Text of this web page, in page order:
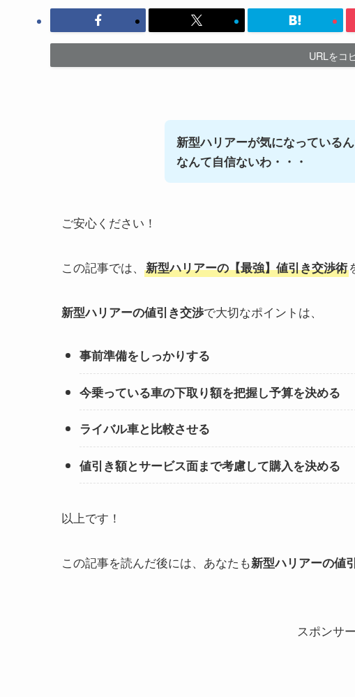
URLをコ
新型ハリアーが気になっている
なんて自信ないわ・・・
ご安心ください！
この記事では、 新型ハリアーの【最強】値引き交渉術
新型ハリアーの値引き交渉で大切なポイントは、
事前準備をしっかりする
今乗っている車の下取り額を把握し予算を決める
ライバル車と比較させる
値引き額とサービス面まで考慮して購入を決める
以上です！
この記事を読んだ後には、あなたも新型ハリアーの値
スポンサ